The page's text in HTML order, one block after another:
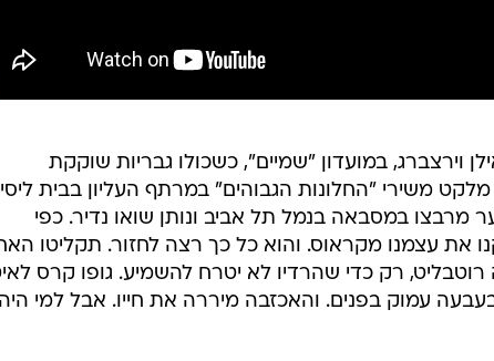
עם אילן וירצברג, במועדון "שמיים", כשכולו גבריות שוקקת
מלקט משירי "החלונות הגבוהים" במרתף העליון בבית
וכבד, מתנער מרבצו במסבאה בנמל תל אביב ונותן שואו נדיר. כפי
את עצמנו מקראוס. והוא כל כך רצה לחזור. תקליטו
רק כדי שהרדיו לא יטרח להשמיע. גופו קרס
עמוק בפנים. והאכזבה מיררה את חייו. אבל למי היה